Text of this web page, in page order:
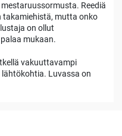
Reediä
takamiehistä, mutta onko
on ollut
mukaan.
vakuuttavampi
Luvassa on